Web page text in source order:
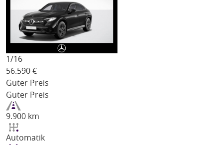
1/16
56.590 €
Guter Preis
Guter Preis
9.900 km
Automatik